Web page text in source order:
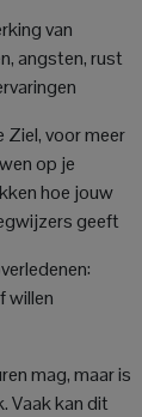
van
angsten, rust
voor meer
op je
hoe jouw
geeft
willen
mag, maar is
Vaak kan dit